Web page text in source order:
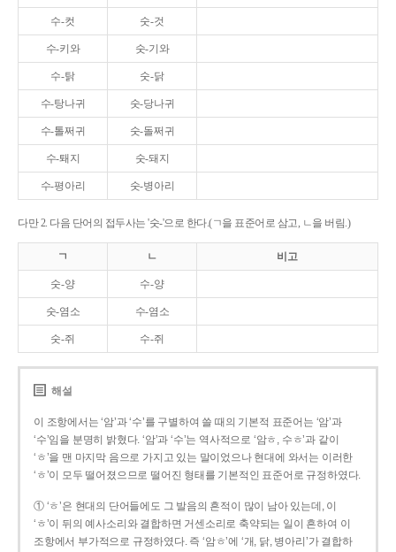
수-컷 숫-것
수-키와 숫-기와
수-탉 숫-닭
수-탕나귀 숫-당나귀
수-톨쩌귀 숫-돌쩌귀
수-퇘지 숫-돼지
수-평아리 숫-병아리
다만 2. 다음 단어의 접두사는 '숫-'으로 한다.(ㄱ을 표준어로 삼고, ㄴ을 버림.)
ㄱ ㄴ 비고
숫-양 수-양
숫-염소 수-염소
숫-쥐 수-쥐
해설
이 조항에서는 ‘암’과 ‘수’를 구별하여 쓸 때의 기본적 표준어는 ‘암’과
‘수’임을 분명히 밝혔다. ‘암’과 ‘수’는 역사적으로 ‘암ㅎ, 수ㅎ’과 같이
‘ㅎ’을 맨 마지막 음으로 가지고 있는 말이었으나 현대에 와서는 이러한
‘ㅎ’이 모두 떨어졌으므로 떨어진 형태를 기본적인 표준어로 규정하였다.
① ‘ㅎ’은 현대의 단어들에도 그 발음의 흔적이 많이 남아 있는데, 이
‘ㅎ’이 뒤의 예사소리와 결합하면 거센소리로 축약되는 일이 흔하여 이
조항에서 부가적으로 규정하였다. 즉 ‘암ㅎ’에 ‘개, 닭, 병아리’가 결합하